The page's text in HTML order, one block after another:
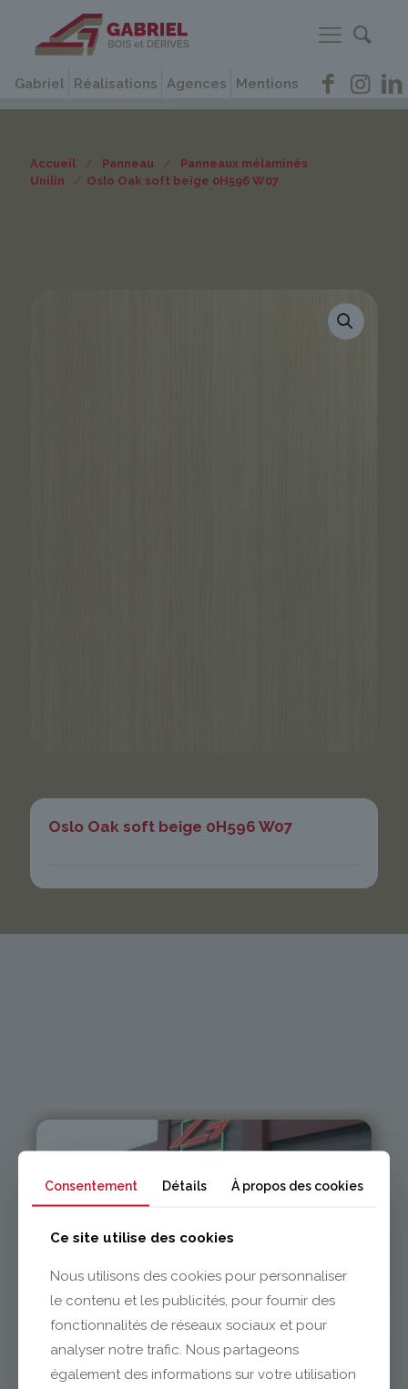
Gabriel Réalisations Agences Mentions
Accueil / Panneau /
Panneaux mélaminés
Unilin
/ Oslo Oak soft beige 0H596 W07
Oslo Oak soft beige 0H596 W07
04 73 55 06 09
contact@gabriel-sa.fr
Consentement Détails À propos des cookies
Ce site utilise des cookies
Nous utilisons des cookies pour personnaliser
le contenu et les publicités, pour fournir des
fonctionnalités de réseaux sociaux et pour
analyser notre trafic. Nous partageons
également des informations sur votre utilisation